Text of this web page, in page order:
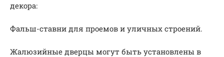
декора:
Фальш-ставни для проемов и уличных строений.
Жалюзийные дверцы могут быть установлены в